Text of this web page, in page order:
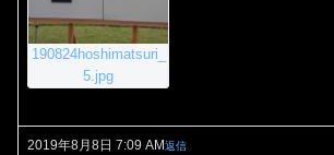
190824hoshimatsuri_
5.jpg
2019年8月8日 7:09 AM返信